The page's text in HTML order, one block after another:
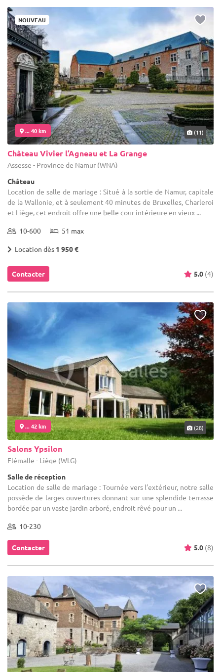
NOUVEAU
... 40 km (11)
Château Vivier l’Agneau et La Grange
Assesse - Province de Namur (WNA)
Château
Location de salle de mariage : Situé à la sortie de Namur, capitale
de la Wallonie, et à seulement 40 minutes de Bruxelles, Charleroi
et Liège, cet endroit offre une belle cour intérieure en vieux ...
10-600 51 max
Location dès 1 950 €
Contacter 5.0 (4)
... 42 km (28)
Salons Ypsilon
Flémalle - Liège (WLG)
Salle de réception
Location de salle de mariage : Tournée vers l’extérieur, notre salle
possède de larges ouvertures donnant sur une splendide terrasse
bordée par un vaste jardin arboré, endroit rêvé pour un ...
10-230
Contacter 5.0 (8)